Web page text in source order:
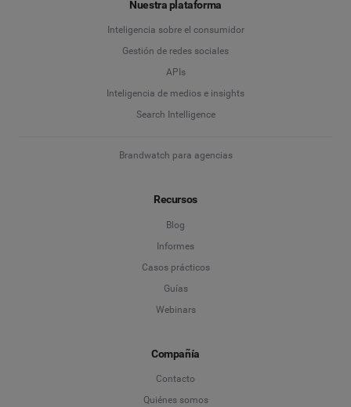
Nuestra plataforma
Inteligencia sobre el consumidor
Gestión de redes sociales
APIs
Inteligencia de medios e insights
Search Intelligence
Brandwatch para agencias
Recursos
Blog
Informes
Casos prácticos
Guías
Webinars
Compañía
Contacto
Quiénes somos